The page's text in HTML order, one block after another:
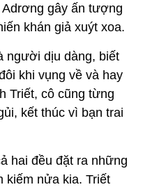
gây ấn tượng
khán giả xuýt xoa.
người dịu dàng, biết
khi vụng về và hay
Triết, cô cũng từng
kết thúc vì bạn trai
hai đều đặt ra những
kiếm nửa kia. Triết